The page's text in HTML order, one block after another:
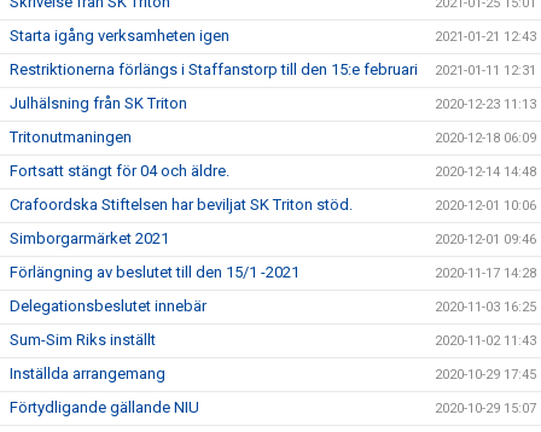
Starta igång verksamheten igen 2021-01-21 12:43
Restriktionerna förlängs i Staffanstorp till den 15:e februari 2021-01-11 12:31
Julhälsning från SK Triton 2020-12-23 11:13
Tritonutmaningen 2020-12-18 06:09
Fortsatt stängt för 04 och äldre. 2020-12-14 14:48
Crafoordska Stiftelsen har beviljat SK Triton stöd. 2020-12-01 10:06
Simborgarmärket 2021 2020-12-01 09:46
Förlängning av beslutet till den 15/1 -2021 2020-11-17 14:28
Delegationsbeslutet innebär 2020-11-03 16:25
Sum-Sim Riks inställt 2020-11-02 11:43
Inställda arrangemang 2020-10-29 17:45
Förtydligande gällande NIU 2020-10-29 15:07